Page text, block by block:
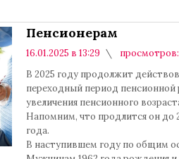
Пенсионерам
16.01.2025 в 13:29
В 2025 году продолжит
переходный период
увеличения пенсионного
Напомним, что продлится он до
года.
В наступившем году по общим